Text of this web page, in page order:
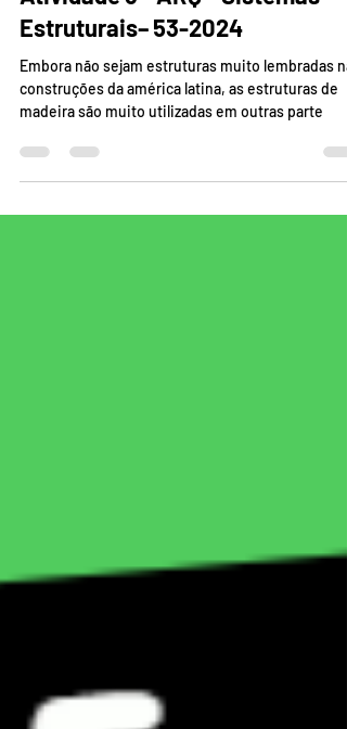
16 de ago. de 2024
9 min de leitura
Atividade 3 - ARQ – Sistemas
Estruturais– 53-2024
Embora não sejam estruturas muito lembradas
construções da américa latina, as estruturas de